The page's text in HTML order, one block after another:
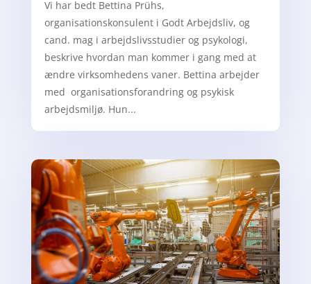
Vi har bedt Bettina Prühs,
organisationskonsulent i Godt Arbejdsliv, og
cand. mag i arbejdslivsstudier og psykologi,
beskrive hvordan man kommer i gang med at
ændre virksomhedens vaner. Bettina arbejder
med organisationsforandring og psykisk
arbejdsmiljø. Hun...